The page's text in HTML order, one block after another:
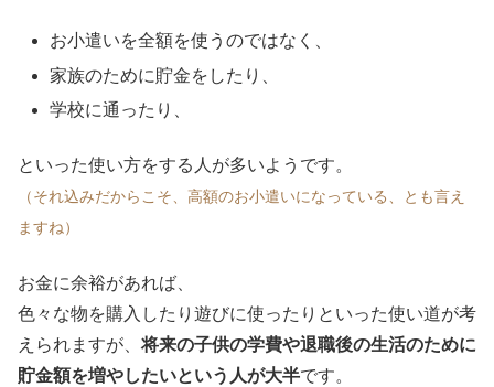
お小遣いを全額を使うのではなく、
家族のために貯金をしたり、
学校に通ったり、
といった使い方をする人が多いようです。
（それ込みだからこそ、高額のお小遣いになっている、とも言え
ますね）
お金に余裕があれば、
色々な物を購入したり遊びに使ったりといった使い道が考
えられますが、将来の子供の学費や退職後の生活のために
貯金額を増やしたいという人が大半です。